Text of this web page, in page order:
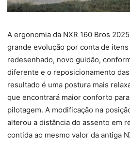
A ergonomia da NXR 160 Bros
grande evolução por conta de
redesenhado, novo guidão,
diferente e o reposicionamento
resultado é uma postura mais
que encontrará maior conforto
pilotagem. A modificação na
alterou a distância do assento em
contida ao mesmo valor da antiga